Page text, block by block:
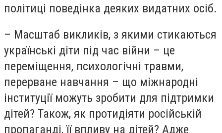
політиці поведінка деяких видатних осіб.
– Масштаб викликів, з якими стикаються
українські діти під час війни – це
переміщення, психологічні травми,
перерване навчання – що міжнародні
інституції можуть зробити для підтримки
дітей? Також, як протидіяти російській
пропаганді, її впливу на дітей? Адже